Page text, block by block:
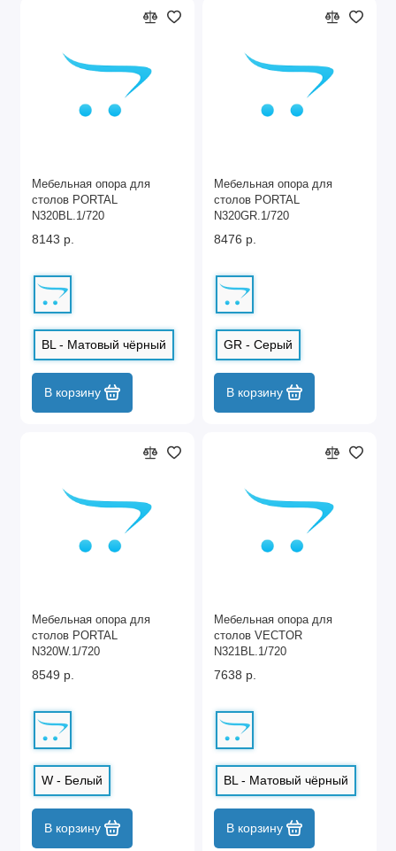
Мебельная опора для
столов PORTAL
N320BL.1/720
8143 р.
BL - Матовый чёрный
В корзину
Мебельная опора для
столов PORTAL
N320GR.1/720
8476 р.
GR - Серый
В корзину
Мебельная опора для
столов PORTAL
N320W.1/720
8549 р.
W - Белый
В корзину
Мебельная опора для
столов VECTOR
N321BL.1/720
7638 р.
BL - Матовый чёрный
В корзину